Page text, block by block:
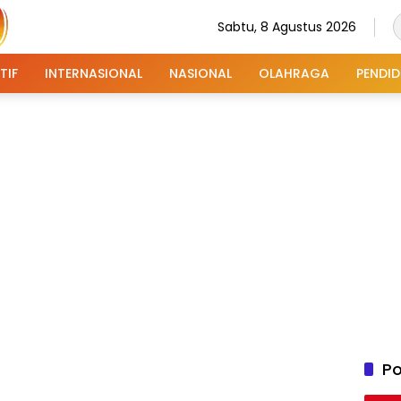
Sabtu, 8 Agustus 2026
INTERNASIONAL NASIONAL OLAHRAGA